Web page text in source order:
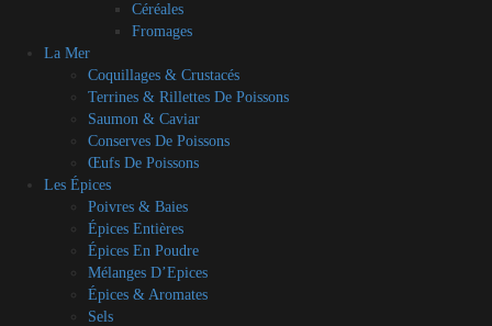
Céréales
Fromages
La Mer
Coquillages & Crustacés
Terrines & Rillettes De Poissons
Saumon & Caviar
Conserves De Poissons
Œufs De Poissons
Les Épices
Poivres & Baies
Épices Entières
Épices En Poudre
Mélanges D’Epices
Épices & Aromates
Sels